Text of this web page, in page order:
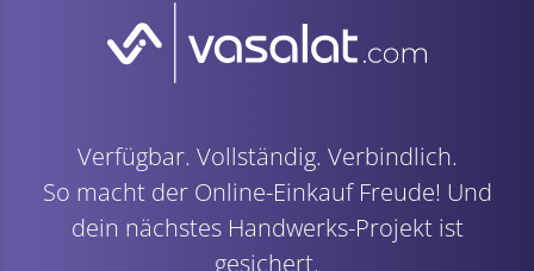
Verfügbar. Vollständig. Verbindlich.
So macht der Online-Einkauf Freude! Und
dein nächstes Handwerks-Projekt ist
gesichert.